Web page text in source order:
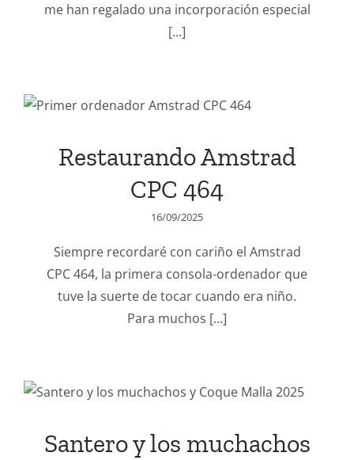
me han regalado una incorporación especial
[...]
Restaurando Amstrad
CPC 464
16/09/2025
Siempre recordaré con cariño el Amstrad
CPC 464, la primera consola-ordenador que
tuve la suerte de tocar cuando era niño.
Para muchos [...]
Santero y los muchachos